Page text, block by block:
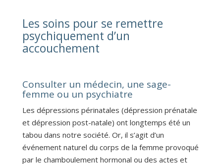
Les soins pour se remettre
psychiquement d’un
accouchement
Consulter un médecin, une sage-
femme ou un psychiatre
Les dépressions périnatales (dépression prénatale
et dépression post-natale) ont longtemps été un
tabou dans notre société. Or, il s’agit d’un
événement naturel du corps de la femme provoqué
par le chamboulement hormonal ou des actes et